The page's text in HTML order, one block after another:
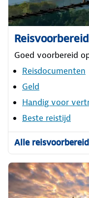
Goed voorbereid
Reisdocumenten
Geld
Handig voor
Beste reistijd
Alle